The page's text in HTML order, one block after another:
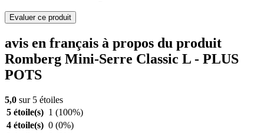
Evaluer ce produit
avis en français à propos du produit
Romberg Mini-Serre Classic L - PLUS
POTS
5,0 sur 5 étoiles
5 étoile(s) 1 (100%)
4 étoile(s) 0 (0%)